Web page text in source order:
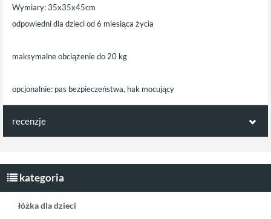
Wymiary: 35x35x45cm
odpowiedni dla dzieci od 6 miesiąca życia
maksymalne obciążenie do 20 kg
opcjonalnie: pas bezpieczeństwa, hak mocujący
recenzje
Napisz pierwszą recenzję jako klient!
kategoria
łóżka dla dzieci